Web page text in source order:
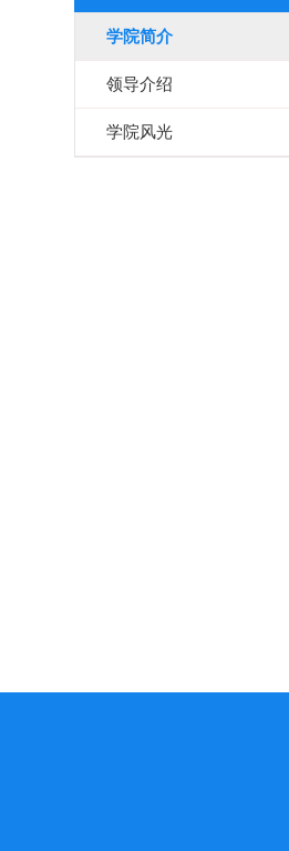
学院简介
领导介绍
学院风光